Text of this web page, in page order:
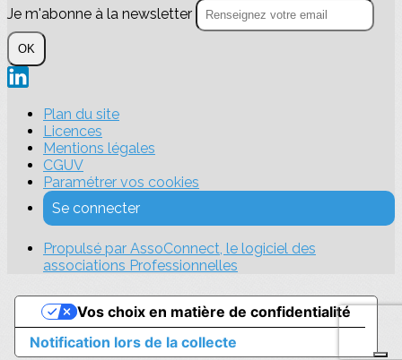
Je m'abonne à la newsletter
OK
Plan du site
Licences
Mentions légales
CGUV
Paramétrer vos cookies
Se connecter
Propulsé par AssoConnect, le logiciel des
associations Professionnelles
Notification lors de la collecte
Vos choix en matière de confidentialité